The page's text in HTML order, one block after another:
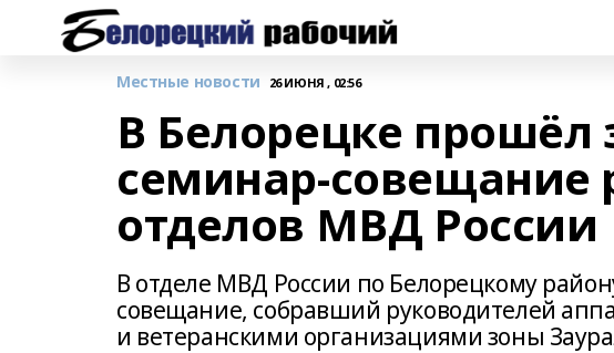
Местные новости 26 ИЮНЯ , 02:56
В Белорецке прошёл
семинар-совещание
отделов МВД России
В отделе МВД России по Белорецкому
совещание, собравший руководителей
и ветеранскими организациями зоны